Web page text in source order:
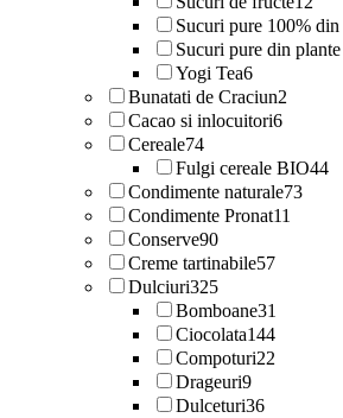
Sucuri pure 100%
Sucuri pure din
Yogi Tea6
Bunatati de Craciun2
Cacao si inlocuitori6
Cereale74
Fulgi cereale BIO44
Condimente naturale73
Condimente Pronat11
Conserve90
Creme tartinabile57
Dulciuri325
Bomboane31
Ciocolata144
Compoturi22
Drageuri9
Dulceturi36